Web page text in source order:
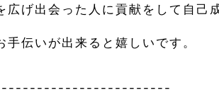
広げ出会った人に貢献をして自己
伝いが出来ると嬉しいです。